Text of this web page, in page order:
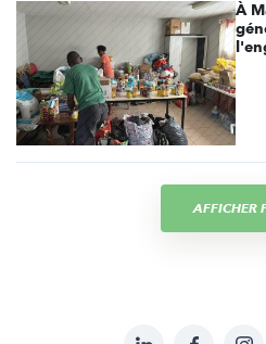
À
AFFICHER
LinkedInFacebook